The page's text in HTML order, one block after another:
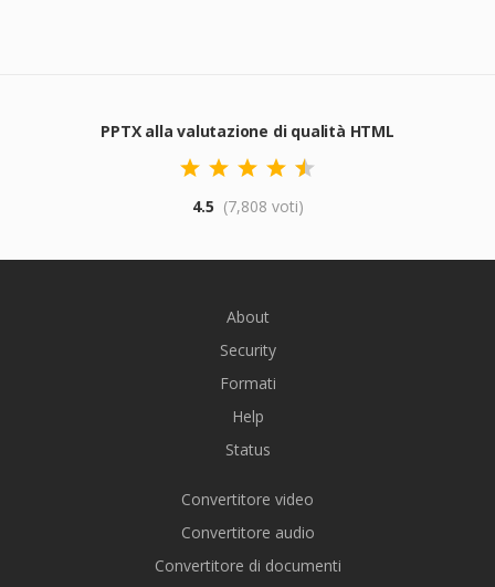
PPTX alla valutazione di qualità HTML
4.5 (7,808 voti)
About
Security
Formati
Help
Status
Convertitore video
Convertitore audio
Convertitore di documenti